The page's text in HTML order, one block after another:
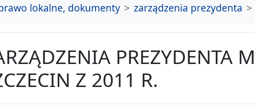
główna
lokalne, dokumenty zarządzenia prezydenta
PREZYDENTA
Z 2011 R.